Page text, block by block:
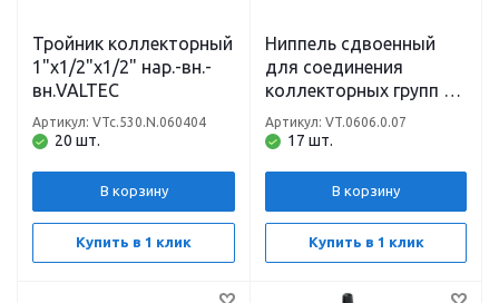
Тройник коллекторный
1"x1/2"x1/2" нар.-вн.-
вн.VALTEC
20 шт.
Артикул: VTc.530.N.060404
В корзину
Купить в 1 клик
Ниппель сдвоенный
для соединения
коллекторных групп 1
1/4" VALTEC
17 шт.
Артикул: VT.0606.0.07
В корзину
Купить в 1 клик